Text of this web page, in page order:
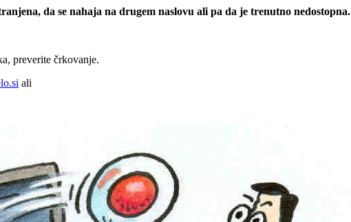
da se nahaja na drugem naslovu ali pa da je trenutno nedostopna.
preverite črkovanje.
ali